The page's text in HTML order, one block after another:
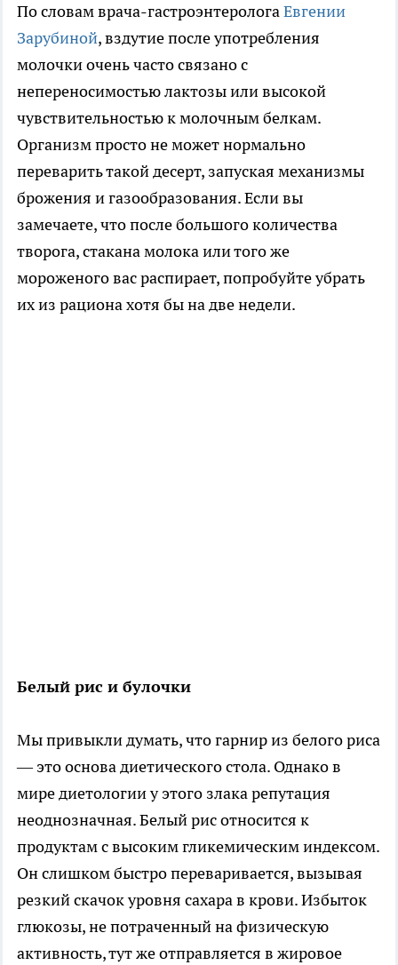
По словам врача-гастроэнтерологаЕвгении
Зарубиной, вздутие после употребления
молочки очень часто связано с
непереносимостью лактозы или высокой
чувствительностью к молочным белкам.
Организм просто не может нормально
переварить такой десерт, запуская механизмы
брожения и газообразования. Если вы
замечаете, что после большого количества
творога, стакана молока или того же
мороженого вас распирает, попробуйте убрать
их из рациона хотя бы на две недели.
Белый рис и булочки
Мы привыкли думать, что гарнир из белого риса
— это основа диетического стола. Однако в
мире диетологии у этого злака репутация
неоднозначная. Белый рис относится к
продуктам с высоким гликемическим индексом.
Он слишком быстро переваривается, вызывая
резкий скачок уровня сахара в крови. Избыток
глюкозы, не потраченный на физическую
активность, тут же отправляется в жировое